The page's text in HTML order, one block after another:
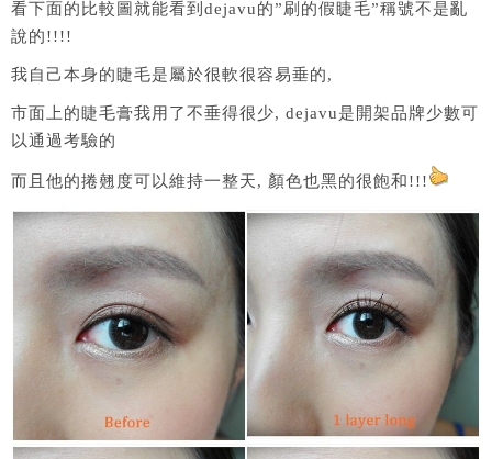
看下面的比較圖就能看到dejavu的”刷的假睫毛”稱號不是亂
說的!!!!
我自己本身的睫毛是屬於很軟很容易垂的,
市面上的睫毛膏我用了不垂得很少, dejavu是開架品牌少數可
以通過考驗的
而且他的捲翹度可以維持一整天, 顏色也黑的很飽和!!!